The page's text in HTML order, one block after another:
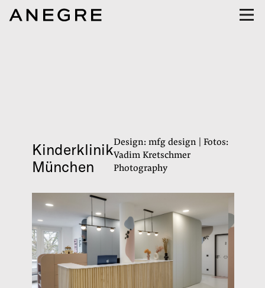
Kinderklinik
München
Design: mfg design | Fotos:
Vadim Kretschmer
Photography